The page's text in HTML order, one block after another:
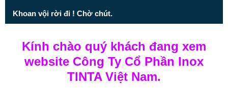
Khoan vội rời đi ! Chờ chút.
Kính chào quý khách đang xem
website Công Ty Cổ Phần Inox
TINTA Việt Nam.